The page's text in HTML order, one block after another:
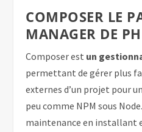
COMPOSER LE
MANAGER DE
Composer est un
permettant de gérer plus
externes d’un projet pour
peu comme NPM sous
maintenance en installant